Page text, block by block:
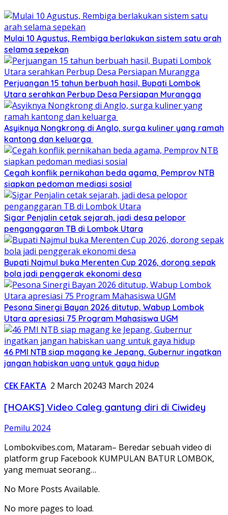
Mulai 10 Agustus, Rembiga berlakukan sistem satu arah
selama sepekan
Perjuangan 15 tahun berbuah hasil, Bupati Lombok
Utara serahkan Perbup Desa Persiapan Murangga
Asyiknya Nongkrong di Anglo, surga kuliner yang ramah
kantong dan keluarga
Cegah konflik pernikahan beda agama, Pemprov NTB
siapkan pedoman mediasi sosial
Sigar Penjalin cetak sejarah, jadi desa pelopor
penganggaran TB di Lombok Utara
Bupati Najmul buka Merenten Cup 2026, dorong sepak
bola jadi penggerak ekonomi desa
Pesona Sinergi Bayan 2026 ditutup, Wabup Lombok
Utara apresiasi 75 Program Mahasiswa UGM
46 PMI NTB siap magang ke Jepang, Gubernur ingatkan
jangan habiskan uang untuk gaya hidup
CEK FAKTA 2 March 20243 March 2024
[HOAKS] Video Caleg gantung diri di Ciwidey
Pemilu 2024
Lombokvibes.com, Mataram– Beredar sebuah video di
platform grup Facebook KUMPULAN BATUR LOMBOK,
yang memuat seorang…
No More Posts Available.
No more pages to load.